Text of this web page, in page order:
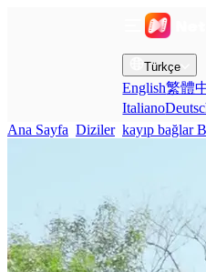
Türkçe
English繁體
Italiano
Ana Sayfa Diziler kayıp bağlar